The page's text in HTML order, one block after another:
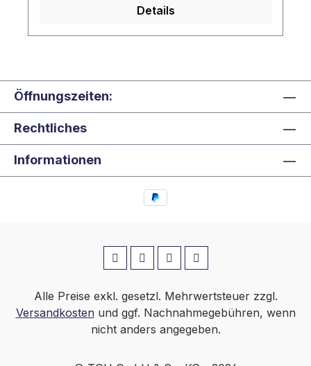
Details
Öffnungszeiten:
Rechtliches
Informationen
Alle Preise exkl. gesetzl. Mehrwertsteuer zzgl.
Versandkostenund ggf. Nachnahmegebühren, wenn
nicht anders angegeben.